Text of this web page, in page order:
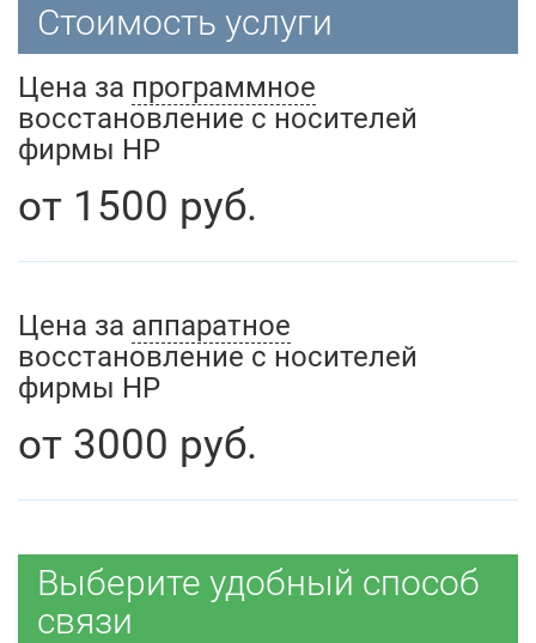
Стоимость услуги
Цена за программное
восстановление с носителей
фирмы HP
от 1500 руб.
Цена за аппаратное
восстановление с носителей
фирмы HP
от 3000 руб.
Выберите удобный способ
связи